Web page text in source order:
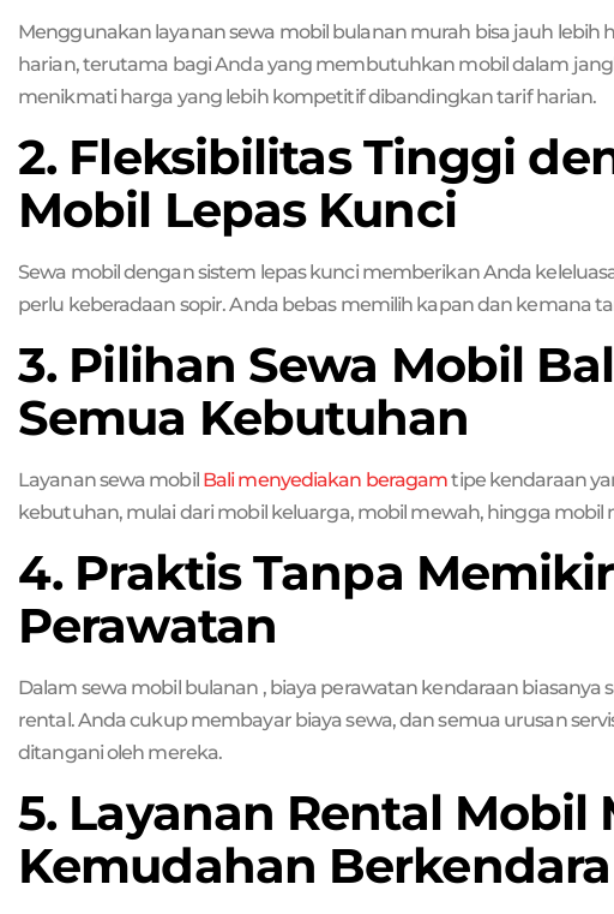
Menggunakan layanan sewa mobil bulanan murah bisa jauh
harian, terutama bagi Anda yang membutuhkan mobil dalam
menikmati harga yang lebih kompetitif dibandingkan tarif harian.
2. Fleksibilitas Tinggi
Mobil Lepas Kunci
Sewa mobil dengan sistem lepas kunci memberikan Anda
perlu keberadaan sopir. Anda bebas memilih kapan dan kemana
3. Pilihan Sewa Mobil
Semua Kebutuhan
Layanan sewa mobil Bali menyediakan beragamtipe kendaraan
kebutuhan, mulai dari mobil keluarga, mobil mewah, hingga
4. Praktis Tanpa
Perawatan
Dalam sewa mobil bulanan , biaya perawatan kendaraan
rental. Anda cukup membayar biaya sewa, dan semua urusan
ditangani oleh mereka.
5. Layanan Rental
Kemudahan Berkendara